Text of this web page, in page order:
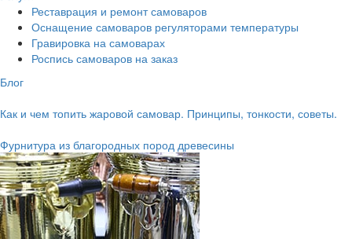
Реставрация и ремонт самоваров
Оснащение самоваров регуляторами температуры
Гравировка на самоварах
Роспись самоваров на заказ
Блог
Как и чем топить жаровой самовар. Принципы, тонкости, советы.
Фурнитура из благородных пород древесины